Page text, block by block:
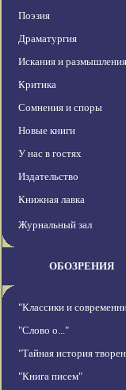
Поэзия
Драматургия
Искания и размышления
Критика
Сомнения и споры
Новые книги
У нас в гостях
Издательство
Книжная лавка
Журнальный зал
ОБОЗРЕНИЯ
"Классики и
"Слово о..."
"Тайная история
"Книга писем"